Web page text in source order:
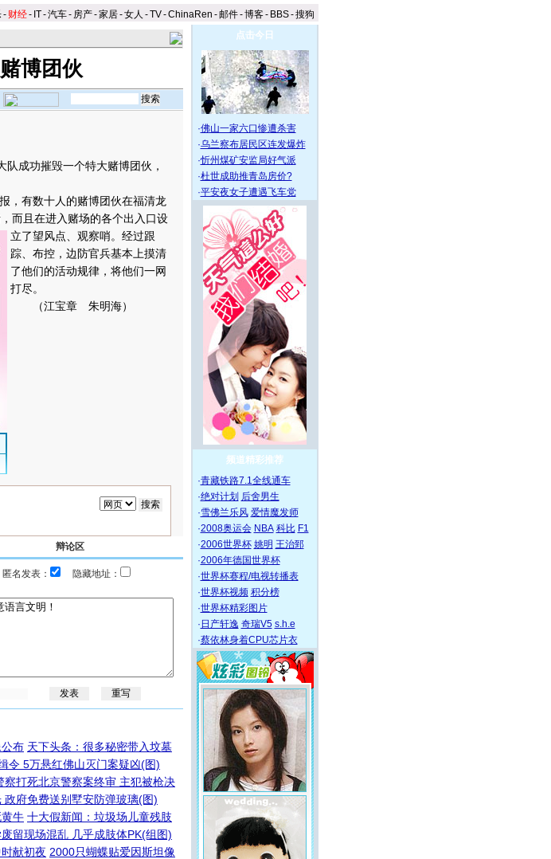
- 财经- IT-汽车- 房产-家居-女人 -TV-ChinaRen -邮件-博客- BBS-搜狗
博团伙
成功摧毁一个特大赌博团伙，
有数十人的赌博团伙在福清龙
而且在进入赌场的各个出入口设
立了望风点、观察哨。 经过跟
踪、布控，边防官兵基本上摸清
了他们的活动规律，将他们一网
打尽。
（江宝章 朱明海）
辩论区
名发表：
隐藏地址：
布 天下头条：很多秘密带入坟墓
令 5万悬红佛山灭门案疑凶(图)
察打死北京警察案终审 主犯被枪决
政府免费送别墅安防弹玻璃(图)
牛 十大假新闻：垃圾场儿童残肢
留现场混乱 几乎成肢体PK(组图)
献初夜 2000只蝴蝶贴爱因斯坦像
点击今日
·佛山一家六口惨遭杀害
·乌兰察布居民区连发爆炸
·忻州煤矿安监局好气派
·杜世成助推青岛房价?
·平安夜女子遭遇飞车党
频道精彩推荐
·青藏铁路7.1全线通车
·绝对计划 后舍男生
·雪佛兰乐风 爱情魔发师
·2008奥运会 NBA 科比 F1
·2006世界杯 姚明 王治郅
·2006年德国世界杯
·世界杯赛程/电视转播表
·世界杯视频 积分榜
·世界杯精彩图片
· 日产轩逸 奇瑞V5 s.h.e
·蔡依林身着CPU芯片衣